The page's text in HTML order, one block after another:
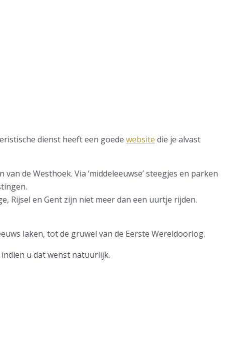
dienst heeft een goede website die je alvast
de Westhoek. Via ‘middeleeuwse’ steegjes en parken
Rijsel en Gent zijn niet meer dan een uurtje rijden.
laken, tot de gruwel van de Eerste Wereldoorlog.
u dat wenst natuurlijk.